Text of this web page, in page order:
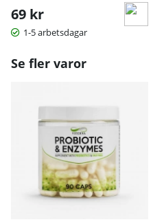
69 kr
1-5 arbetsdagar
Se fler varor